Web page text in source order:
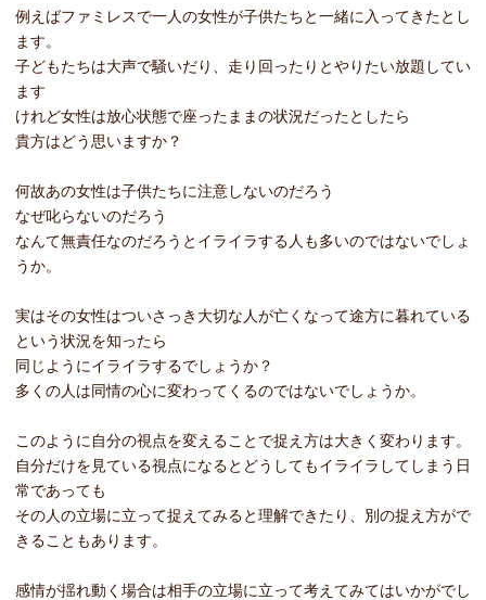
例えばファミレスで一人の女性が子供たちと一緒に入ってきたとし
ます。
子どもたちは大声で騒いだり、走り回ったりとやりたい放題してい
ます
けれど女性は放心状態で座ったままの状況だったとしたら
貴方はどう思いますか？
何故あの女性は子供たちに注意しないのだろう
なぜ叱らないのだろう
なんて無責任なのだろうとイライラする人も多いのではないでしょ
うか。
実はその女性はついさっき大切な人が亡くなって途方に暮れている
という状況を知ったら
同じようにイライラするでしょうか？
多くの人は同情の心に変わってくるのではないでしょうか。
このように自分の視点を変えることで捉え方は大きく変わります。
自分だけを見ている視点になるとどうしてもイライラしてしまう日
常であっても
その人の立場に立って捉えてみると理解できたり、別の捉え方がで
きることもあります。
感情が揺れ動く場合は相手の立場に立って考えてみてはいかがでし